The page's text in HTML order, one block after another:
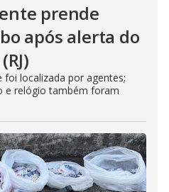
prende
após alerta do
localizada por agentes;
e relógio também foram